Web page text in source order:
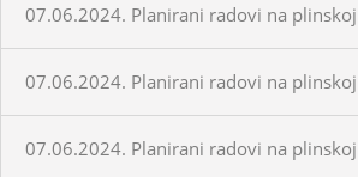
07.06.2024. Planirani radovi na
07.06.2024. Planirani radovi na
07.06.2024. Planirani radovi na